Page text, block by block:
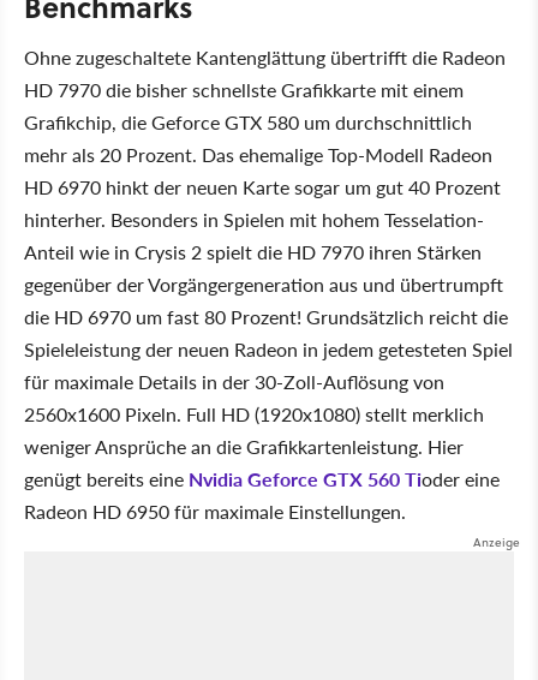
Ohne zugeschaltete Kantenglättung übertrifft die Radeon
HD 7970 die bisher schnellste Grafikkarte mit einem
Grafikchip, die Geforce GTX 580 um durchschnittlich
mehr als 20 Prozent. Das ehemalige Top-Modell Radeon
HD 6970 hinkt der neuen Karte sogar um gut 40 Prozent
hinterher. Besonders in Spielen mit hohem Tesselation-
Anteil wie in Crysis 2 spielt die HD 7970 ihren Stärken
gegenüber der Vorgängergeneration aus und übertrumpft
die HD 6970 um fast 80 Prozent! Grundsätzlich reicht die
Spieleleistung der neuen Radeon in jedem getesteten Spiel
für maximale Details in der 30-Zoll-Auflösung von
2560x1600 Pixeln. Full HD (1920x1080) stellt merklich
weniger Ansprüche an die Grafikkartenleistung. Hier
genügt bereits eine Nvidia Geforce GTX 560 Tioder eine
Radeon HD 6950 für maximale Einstellungen.